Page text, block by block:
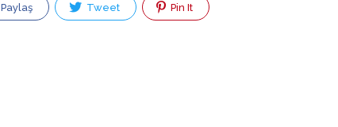
Paylaş Tweet Pin It